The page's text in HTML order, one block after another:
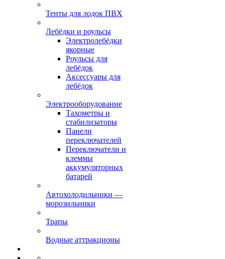
Тенты для лодок ПВХ
Лебёдки и роульсы
Электролебёдки
якорные
Роульсы для
лебёдок
Аксессуары для
лебёдок
Электрооборудование
Тахометры и
стабилизаторы
Панели
переключателей
Переключатели и
клеммы
аккумуляторных
батарей
Автохолодильники —
морозильники
Трапы
Водные аттракционы